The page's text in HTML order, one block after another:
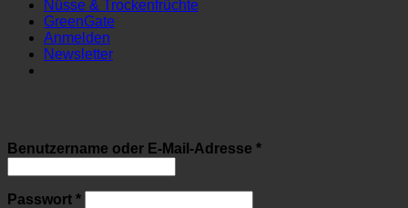
Nüsse & Trockenfrüchte
GreenGate
Anmelden
Newsletter
Benutzername oder E-Mail-Adresse *Erforderlich
Passwort *Erforderlich